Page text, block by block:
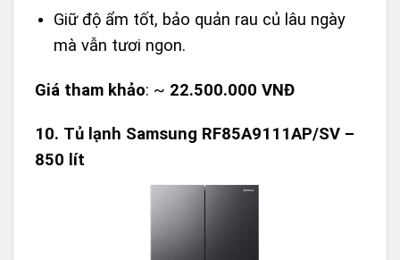
Giữ độ ẩm tốt, bảo quản rau củ lâu ngày
mà vẫn tươi ngon.
Giá tham khảo: ~ 22.500.000 VNĐ
10. Tủ lạnh Samsung RF85A9111AP/SV –
850 lít